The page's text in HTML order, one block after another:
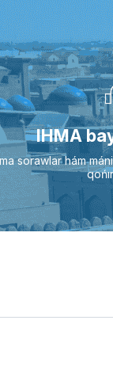
IHMA
sorawlar hám